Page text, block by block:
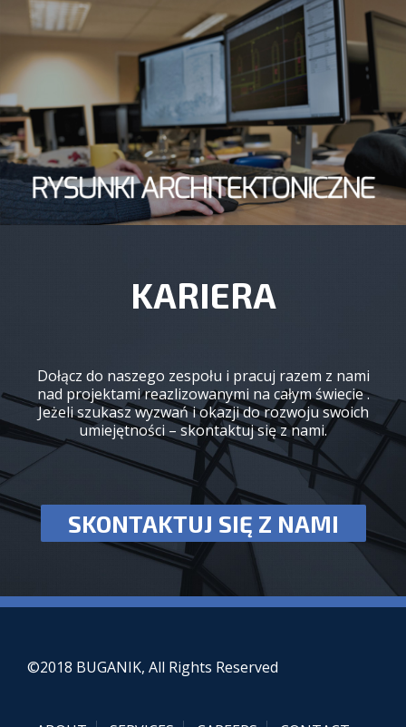
KARIERA
Dołącz do naszego zespołu i pracuj razem z nami
nad projektami reazlizowanymi na całym świecie .
Jeżeli szukasz wyzwań i okazji do rozwoju swoich
umiejętności – skontaktuj się z nami.
SKONTAKTUJ SIĘ Z NAMI
©2018 BUGANIK, All Rights Reserved